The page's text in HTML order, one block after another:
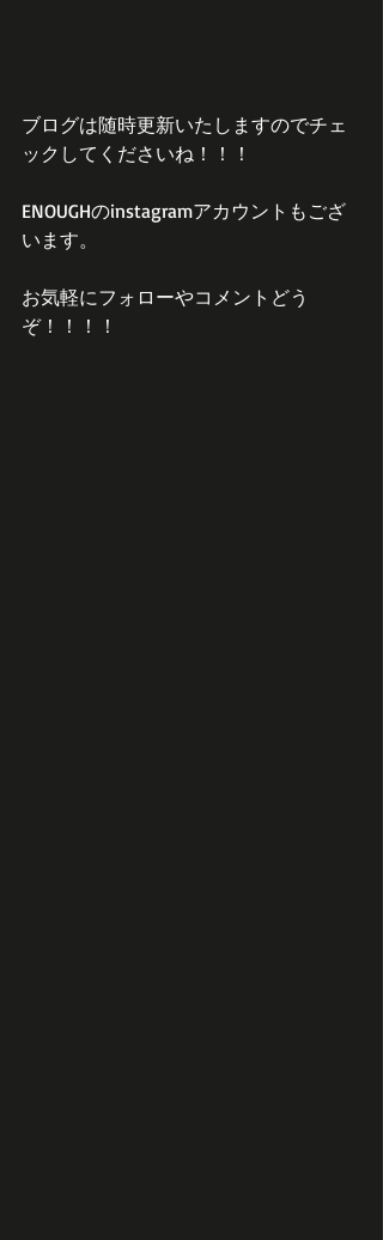
ブログは随時更新いたしますのでチェ
ックしてくださいね！！！
ENOUGHのinstagramアカウントもござ
います。
お気軽にフォローやコメントどう
ぞ！！！！